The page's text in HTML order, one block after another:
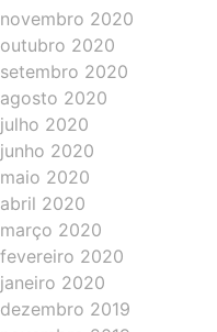
novembro 2020
outubro 2020
setembro 2020
agosto 2020
julho 2020
junho 2020
maio 2020
abril 2020
março 2020
fevereiro 2020
janeiro 2020
dezembro 2019